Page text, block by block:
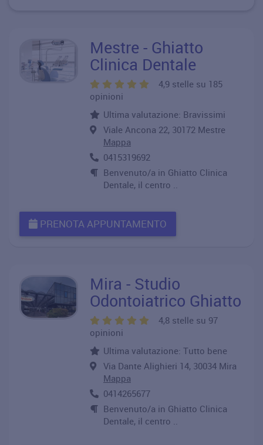
Mestre - Ghiatto
Clinica Dentale
4,9 stelle su 185
opinioni
Ultima valutazione: Bravissimi
Viale Ancona 22, 30172 Mestre
Mappa
0415319692
Benvenuto/a in Ghiatto Clinica
Dentale, il centro ..
PRENOTA APPUNTAMENTO
Mira - Studio
Odontoiatrico Ghiatto
4,8 stelle su 97
opinioni
Ultima valutazione: Tutto bene
Via Dante Alighieri 14, 30034 Mira
Mappa
0414265677
Benvenuto/a in Ghiatto Clinica
Dentale, il centro ..